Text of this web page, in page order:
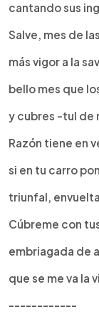
cantando sus
Salve, mes de
más vigor a la
bello mes que
y cubres -tul de
Razón tiene en
si en tu carro
triunfal,
Cúbreme con
embriagada de
que se me va la
------------